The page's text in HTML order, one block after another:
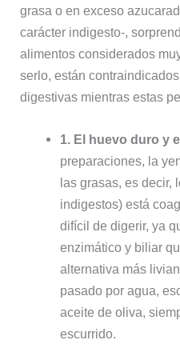
grasa o en exceso
carácter indigesto-,
alimentos considerados
serlo, están
digestivas mientras estas
1. El huevo duro y
preparaciones, la
las grasas, es decir,
indigestos) está
difícil de digerir, ya
enzimático y biliar
alternativa más
pasado por agua,
aceite de oliva,
escurrido.